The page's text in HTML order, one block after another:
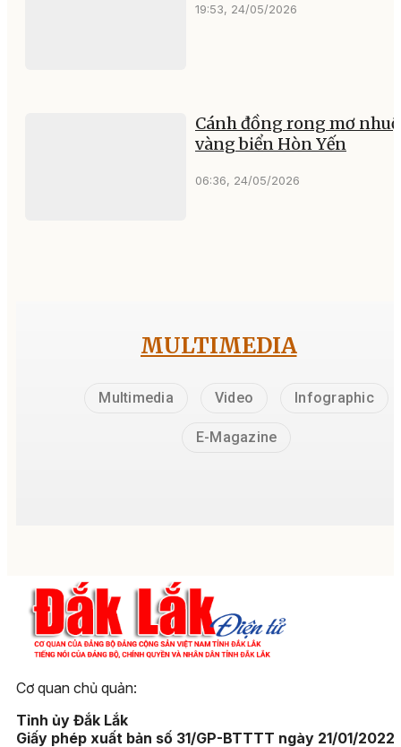
19:53, 24/05/2026
Cánh đồng rong mơ
vàng biển Hòn Yến
06:36, 24/05/2026
MULTIMEDIA
Multimedia Video Infographic
E-Magazine
Cơ quan chủ quản:
Tỉnh ủy Đắk Lắk
Giấy phép xuất bản số 31/GP-BTTTT ngày 21/01/2022